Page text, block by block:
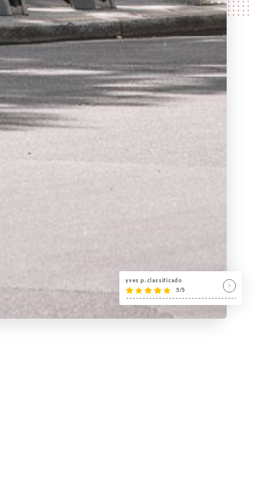
yves p. classificado
5/5